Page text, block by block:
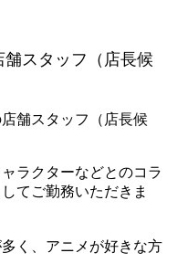
舗スタッフ（店長候
舗スタッフ（店長候
ラクターなどとのコラ
てご勤務いただきま
く、アニメが好きな方